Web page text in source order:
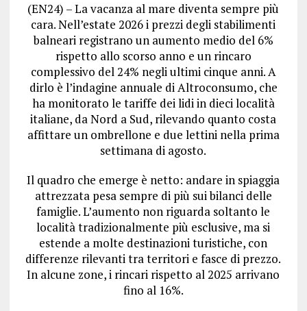
(EN24) – La vacanza al mare diventa sempre più
cara. Nell’estate 2026 i prezzi degli stabilimenti
balneari registrano un aumento medio del 6%
rispetto allo scorso anno e un rincaro
complessivo del 24% negli ultimi cinque anni. A
dirlo è l’indagine annuale di Altroconsumo, che
ha monitorato le tariffe dei lidi in dieci località
italiane, da Nord a Sud, rilevando quanto costa
affittare un ombrellone e due lettini nella prima
settimana di agosto.
Il quadro che emerge è netto: andare in spiaggia
attrezzata pesa sempre di più sui bilanci delle
famiglie. L’aumento non riguarda soltanto le
località tradizionalmente più esclusive, ma si
estende a molte destinazioni turistiche, con
differenze rilevanti tra territori e fasce di prezzo.
In alcune zone, i rincari rispetto al 2025 arrivano
fino al 16%.